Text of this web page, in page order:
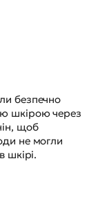
безпечно
шкірою через
щоб
не могли
шкірі.